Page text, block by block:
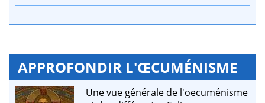
APPROFONDIR L'ŒCUMÉNISME
Une vue générale de l'oecuménisme